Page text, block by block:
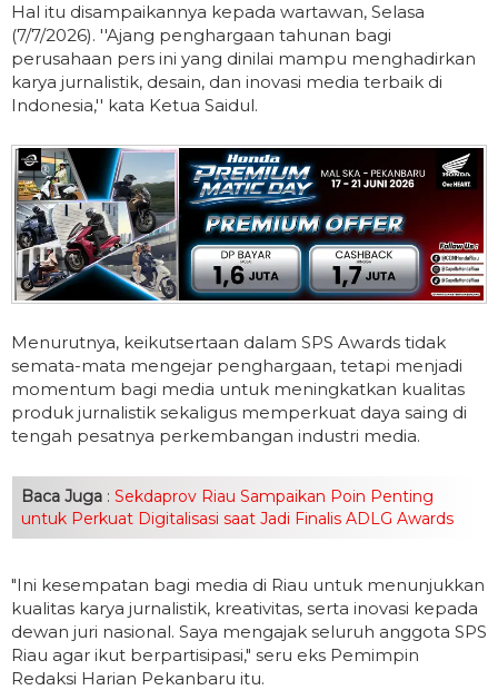
Hal itu disampaikannya kepada wartawan, Selasa
(7/7/2026). ''Ajang penghargaan tahunan bagi
perusahaan pers ini yang dinilai mampu menghadirkan
karya jurnalistik, desain, dan inovasi media terbaik di
Indonesia,'' kata Ketua Saidul.
Menurutnya, keikutsertaan dalam SPS Awards tidak
semata-mata mengejar penghargaan, tetapi menjadi
momentum bagi media untuk meningkatkan kualitas
produk jurnalistik sekaligus memperkuat daya saing di
tengah pesatnya perkembangan industri media.
Baca Juga : Sekdaprov Riau Sampaikan Poin Penting
untuk Perkuat Digitalisasi saat Jadi Finalis ADLG Awards
"Ini kesempatan bagi media di Riau untuk menunjukkan
kualitas karya jurnalistik, kreativitas, serta inovasi kepada
dewan juri nasional. Saya mengajak seluruh anggota SPS
Riau agar ikut berpartisipasi," seru eks Pemimpin
Redaksi Harian Pekanbaru itu.